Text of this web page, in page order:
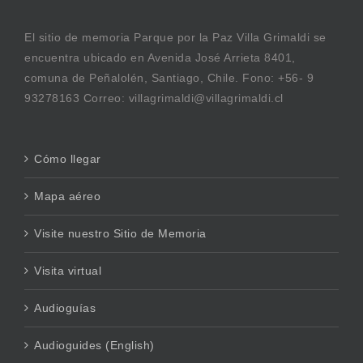
El sitio de memoria Parque por la Paz Villa Grimaldi se
encuentra ubicado en Avenida José Arrieta 8401,
comuna de Peñalolén, Santiago, Chile. Fono: +56- 9
93278163 Correo: villagrimaldi@villagrimaldi.cl
Cómo llegar
Mapa aéreo
Visite nuestro Sitio de Memoria
Visita virtual
Audioguías
Audioguides (English)